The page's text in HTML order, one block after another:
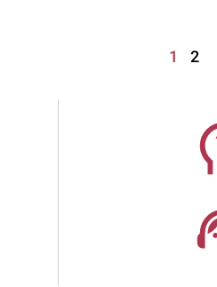
1 2